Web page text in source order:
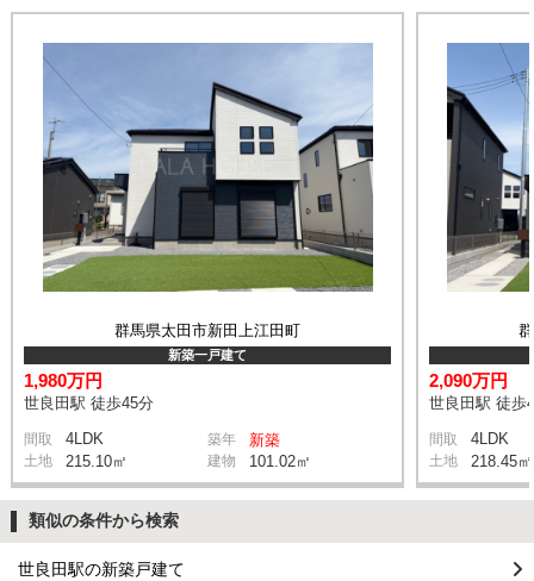
群馬県太田市新田上江田町
新築一戸建て
1,980万円
世良田駅 徒歩45分
間取 4LDK 築年 新築
土地 215.10㎡ 建物 101.02㎡
2,090万円
世良田駅 徒歩
間取 4LDK
土地 218.45㎡
類似の条件から検索
世良田駅の新築戸建て